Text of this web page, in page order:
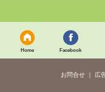
Home Facebook
お問合せ 広